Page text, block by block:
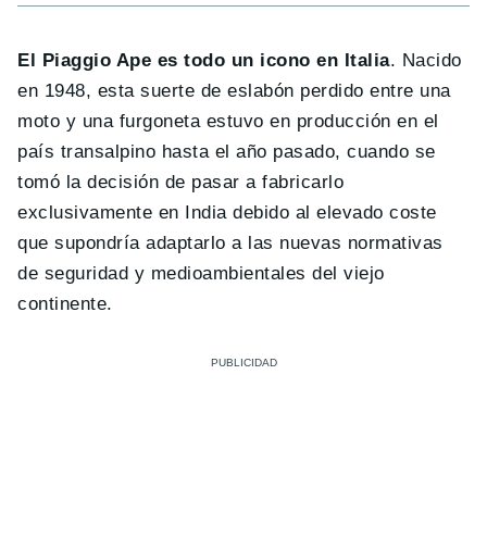
El Piaggio Ape es todo un icono en Italia. Nacido
en 1948, esta suerte de eslabón perdido entre una
moto y una furgoneta estuvo en producción en el
país transalpino hasta el año pasado, cuando se
tomó la decisión de pasar a fabricarlo
exclusivamente en India debido al elevado coste
que supondría adaptarlo a las nuevas normativas
de seguridad y medioambientales del viejo
continente.